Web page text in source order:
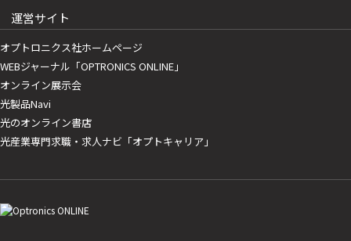
運営サイト
オプトロニクス社ホームページ
WEBジャーナル「OPTRONICS ONLINE」
オンライン展示会
光製品Navi
光のオンライン書店
光産業専門求職・求人ナビ「オプトキャリア」